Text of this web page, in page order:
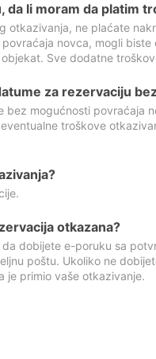
li moram da platim
otkazivanja, ne plaćate
novca, mogli
Sve dodatne
za rezervaciju
bez mogućnosti povraćaja
troškove
otkazana?
dobijete e-poruku sa
poštu. Ukoliko ne
primio vaše otkazivanje.